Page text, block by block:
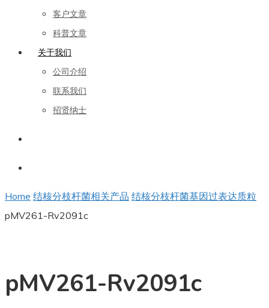
客户文章
科普文章
关于我们
公司介绍
联系我们
招贤纳士
Home 结核分枝杆菌相关产品 结核分枝杆菌基因过表达质粒
pMV261-Rv2091c
pMV261-Rv2091c